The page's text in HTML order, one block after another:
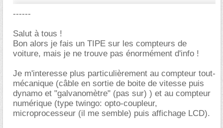
------
Salut à tous !
Bon alors je fais un TIPE sur les compteurs de
voiture, mais je ne trouve pas énormément d'info !
Je m'interesse plus particulièrement au compteur tout-
mécanique (câble en sortie de boite de vitesse puis
dynamo et "galvanomètre" (pas sur) ) et au compteur
numérique (type twingo: opto-coupleur,
microprocesseur (il me semble) puis affichage LCD).